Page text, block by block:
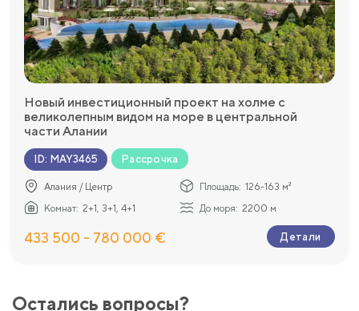
Новый инвестиционный проект на холме с
великолепным видом на море в центральной
части Алании
ID: MAY3465 Рассрочка
Алания / Центр Площадь: 126-163 м²
Комнат: 2+1, 3+1, 4+1 До моря: 2200 м
433 500 - 780 000 € Детали
Остались вопросы?